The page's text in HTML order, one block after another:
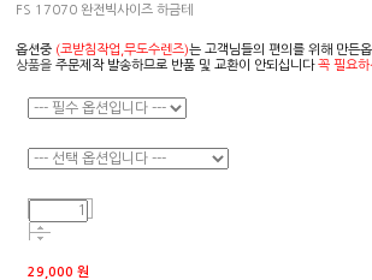
FS 17070 완전빅사이즈 하금테
옵션중 (코받침작업,무도수렌즈)는 고객님들의 편의를 위해 만든
상품을 주문제작 발송하므로 반품 및 교환이 안되십니다꼭 필요
29,000 원